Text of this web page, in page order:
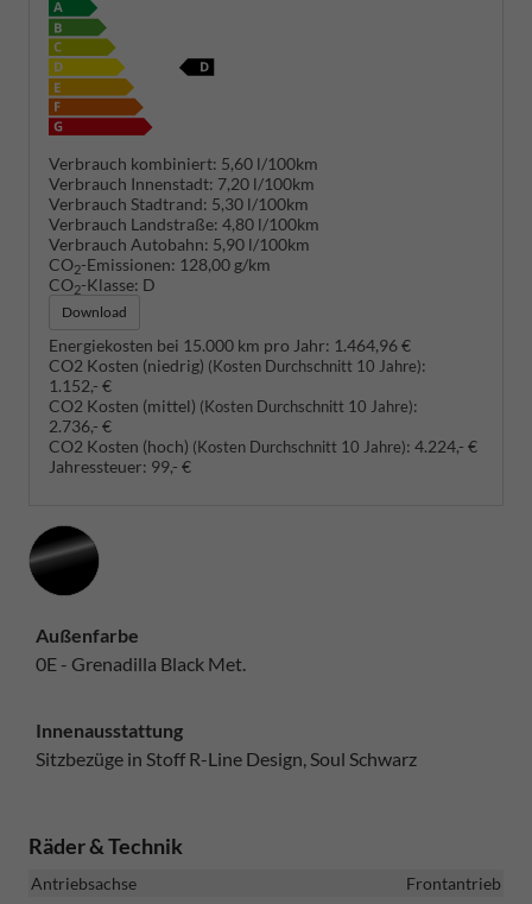
Verbrauch kombiniert: 5,60 l/100km
Verbrauch Innenstadt: 7,20 l/100km
Verbrauch Stadtrand: 5,30 l/100km
Verbrauch Landstraße: 4,80 l/100km
Verbrauch Autobahn: 5,90 l/100km
CO2-Emissionen: 128,00 g/km
CO2-Klasse: D
Download
Energiekosten bei 15.000 km pro Jahr: 1.464,96 €
CO2 Kosten (niedrig) (Kosten Durchschnitt 10 Jahre):
1.152,- €
CO2 Kosten (mittel) (Kosten Durchschnitt 10 Jahre):
2.736,- €
CO2 Kosten (hoch) (Kosten Durchschnitt 10 Jahre): 4.224,- €
Jahressteuer: 99,- €
Außenfarbe
0E - Grenadilla Black Met.
Innenausstattung
Sitzbezüge in Stoff R-Line Design, Soul Schwarz
Räder & Technik
Antriebsachse Frontantrieb